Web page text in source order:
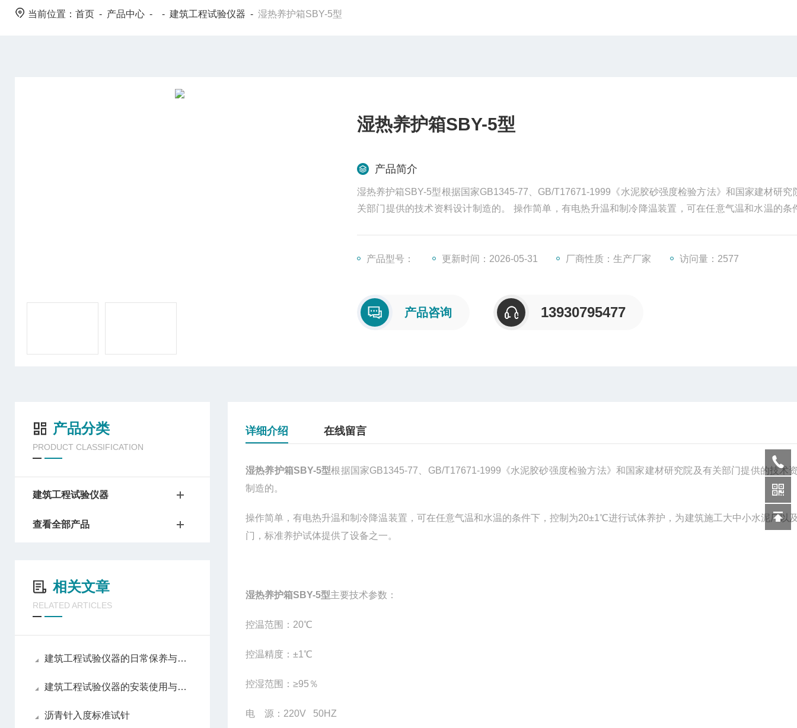
当前位置： 首页 - 产品中心 - - 建筑工程试验仪器 - 湿热养护箱SBY-5型
湿热养护箱SBY-5型
产品简介
湿热养护箱SBY-5型根据国家GB1345-77、GB/T17671-1999《水泥胶砂强度检验方法》和国家建材研究
关部门提供的技术资料设计制造的。 操作简单，有电热升温和制冷降温装置，可在任意气温和水温的条
产品型号： 更新时间：2026-05-31 厂商性质：生产厂家 访问量：2577
产品咨询 13930795477
产品分类
PRODUCT CLASSIFICATION
建筑工程试验仪器
查看全部产品
相关文章
RELATED ARTICLES
建筑工程试验仪器的日常保养与维护流程！
建筑工程试验仪器的安装使用与维修
沥青针入度标准试针
详细介绍 在线留言
湿热养护箱SBY-5型根据国家GB1345-77 GB/T17671-1999 《水泥胶砂强度检验方法》和国家建材研究院及有关部门提供的技术
制造的。
操作简单，有电热升温和制冷降温装置，可在任意气温和水温的条件下，控制为20±1 ℃进行试体养护，为建筑施工大中小水泥厂以
门，标准养护试体提供了设备之一。
湿热养护箱SBY-5型主要技术参数：
控温范围： 20℃
控温精度：±1 ℃
控湿范围：≥95 ％
电 源： 220V 50HZ